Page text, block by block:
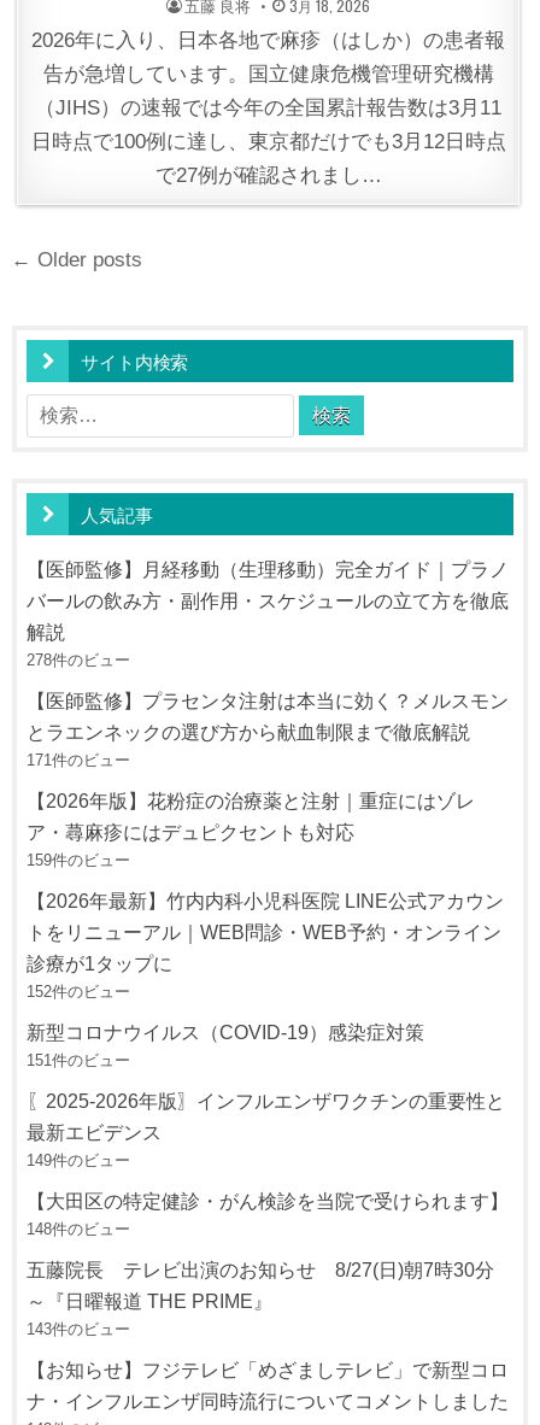
BY
五藤 良将
ON
3月 18, 2026
2026年に入り、日本各地で麻疹（はしか）の患者報
告が急増しています。国立健康危機管理研究機構
（JIHS）の速報では今年の全国累計報告数は3月11
日時点で100例に達し、東京都だけでも3月12日時点
で27例が確認されまし…
投
ビ
ゲ
ー
ョ
ン
← Older posts
サイト内検索
検
索:
人気記事
【医師監修】月経移動（生理移動）完全ガイド｜プラノ
バールの飲み方・副作用・スケジュールの立て方を徹底
解説
278件のビュー
【医師監修】プラセンタ注射は本当に効く？メルスモン
とラエンネックの選び方から献血制限まで徹底解説
171件のビュー
【2026年版】花粉症の治療薬と注射｜重症にはゾレ
ア・蕁麻疹にはデュピクセントも対応
159件のビュー
【2026年最新】竹内内科小児科医院 LINE公式アカウン
トをリニューアル｜WEB問診・WEB予約・オンライン
診療が1タップに
152件のビュー
新型コロナウイルス（COVID-19）感染症対策
151件のビュー
〖2025-2026年版〗インフルエンザワクチンの重要性と
最新エビデンス
149件のビュー
【大田区の特定健診・がん検診を当院で受けられます】
148件のビュー
五藤院長 テレビ出演のお知らせ 8/27(日)朝7時30分
～『日曜報道 THE PRIME』
143件のビュー
【お知らせ】フジテレビ「めざましテレビ」で新型コロ
ナ・インフルエンザ同時流行についてコメントしました